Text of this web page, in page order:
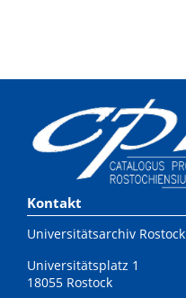
Kontakt
Universitätsarchiv Rostock
Universitätsplatz 1
18055 Rostock